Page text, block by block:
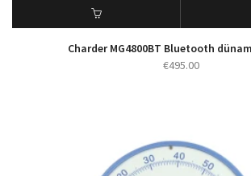
Charder MG4800BT Bluetooth
€495.00